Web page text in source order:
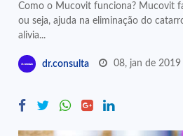
Como o Mucovit funciona? Mucovit
ou seja, ajuda na eliminação do
alivia...
dr.consulta 08, jan de 2019